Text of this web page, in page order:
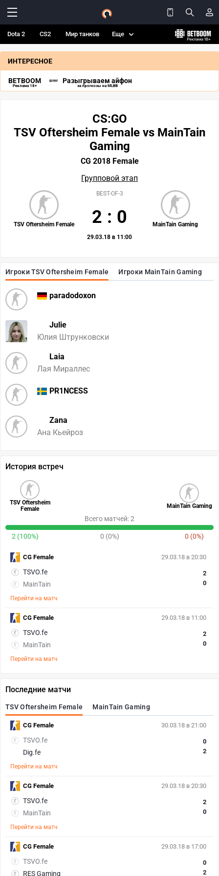
Dota 2 CS2 Мир танков Еще
ИНТЕРЕСНОЕ
BETBOOM
Реклама 18+
Разыгрываем айфон
за прогнозы на MLBB
Игроки TSV Oftersheim Female Игроки MainTain Gaming
paradodoxon
Julie
Юлия Штрунковски
Laia
Лая Мираллес
PR1NCESS
Zana
Ана Кьейроз
CS:GO
TSV Oftersheim Female vs MainTain
Gaming
CG 2018 Female
Групповой этап
TSV Oftersheim Female MainTain Gaming
BEST-OF-3
2 : 0
29.03.18 в 11:00
История встреч
TSV Oftersheim
Female
MainTain Gaming
Всего матчей: 2
2 (100%) 0 (0%) 0 (0%)
29.03.18 в 20:30
TSVO.fe
MainTain
2
0
Перейти на матч
CG Female
29.03.18 в 11:00
TSVO.fe
MainTain
2
0
Перейти на матч
CG Female
Последние матчи
TSV Oftersheim Female MainTain Gaming
30.03.18 в 21:00
TSVO.fe
Dig.fe
0
2
Перейти на матч
CG Female
29.03.18 в 20:30
TSVO.fe
MainTain
2
0
Перейти на матч
CG Female
29.03.18 в 17:00
TSVO.fe
RES Gaming
0
2
CG Female